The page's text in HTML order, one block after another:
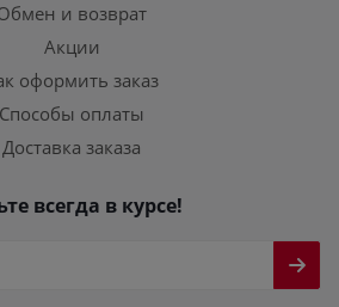
и возврат
Акции
оформить заказ
Способы оплаты
Доставка заказа
всегда в курсе!